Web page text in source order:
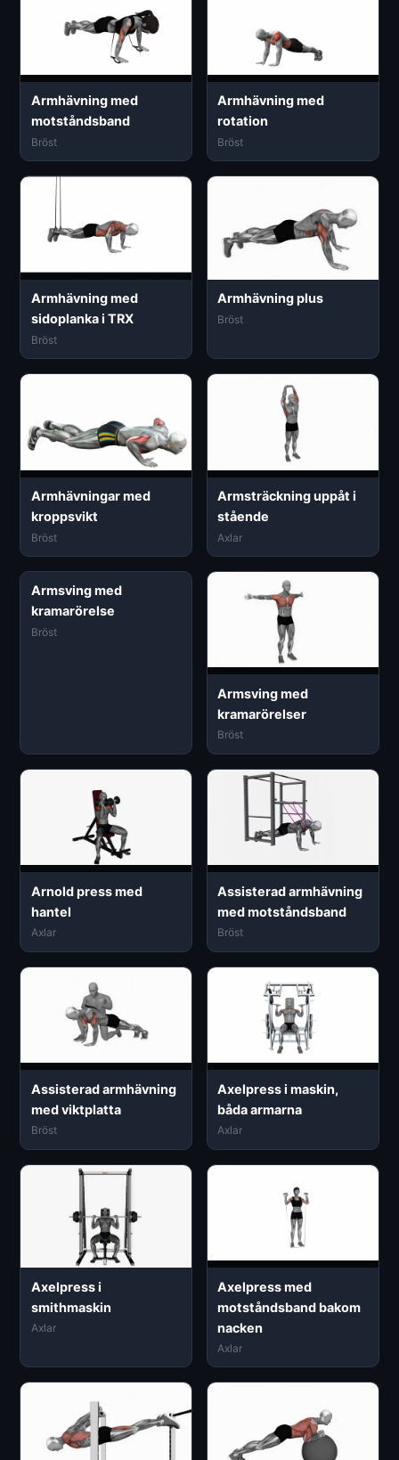
Armhävning med
motståndsband
Bröst
Armhävning med
rotation
Bröst
Armhävning med
sidoplanka i TRX
Bröst
Armhävning plus
Bröst
Armhävningar med
kroppsvikt
Bröst
Armsträckning uppåt i
stående
Axlar
Armsving med
kramarörelse
Bröst
Armsving med
kramarörelser
Bröst
Arnold press med
hantel
Axlar
Assisterad armhävning
med motståndsband
Bröst
Assisterad armhävning
med viktplatta
Bröst
Axelpress i maskin,
båda armarna
Axlar
Axelpress i
smithmaskin
Axlar
Axelpress med
motståndsband bakom
nacken
Axlar